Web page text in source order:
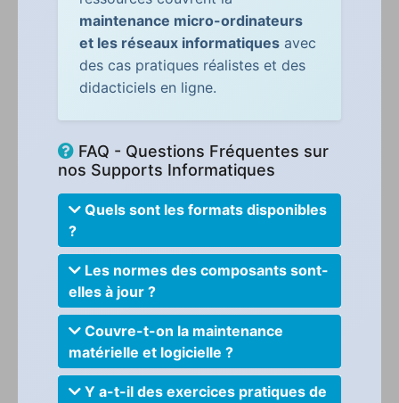
maintenance micro-ordinateurs
et les réseaux informatiques avec
des cas pratiques réalistes et des
didacticiels en ligne.
FAQ - Questions Fréquentes sur
nos Supports Informatiques
Quels sont les formats disponibles
?
Les normes des composants sont-
elles à jour ?
Couvre-t-on la maintenance
matérielle et logicielle ?
Y a-t-il des exercices pratiques de